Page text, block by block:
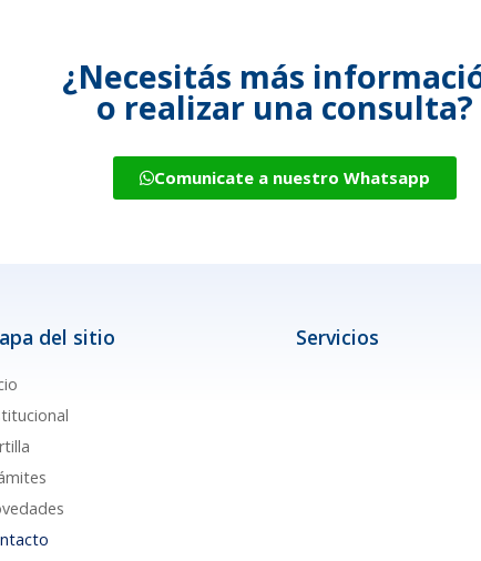
¿Necesitás más
o realizar una consulta?
Comunicate a nuestro Whatsapp
del sitio Servicios